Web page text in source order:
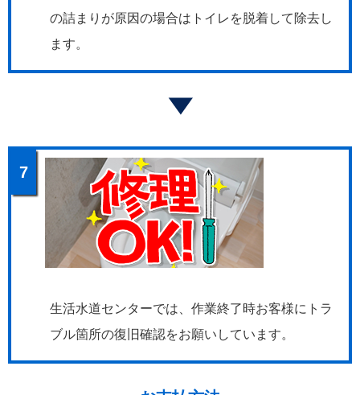
の詰まりが原因の場合はトイレを脱着して除去し
ます。
7
生活水道センターでは、作業終了時お客様にトラ
ブル箇所の復旧確認をお願いしています。